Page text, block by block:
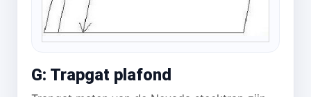
G: Trapgat plafond